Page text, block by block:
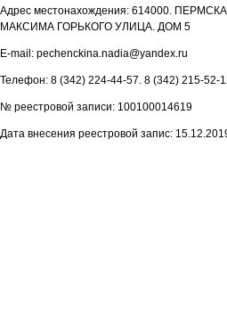
Адрес местонахождения: 614000.
МАКСИМА ГОРЬКОГО УЛИЦА. ДОМ 5
E-mail: pechenckina.nadia@yandex.ru
Телефон: 8 (342) 224-44-57. 8 (342) 215-52-
№ реестровой записи: 100100014619
Дата внесения реестровой запис: